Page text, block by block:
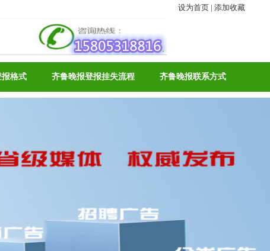
设为首页| 添加收藏
格式 齐鲁晚报登报挂失流程 齐鲁晚报联系方式